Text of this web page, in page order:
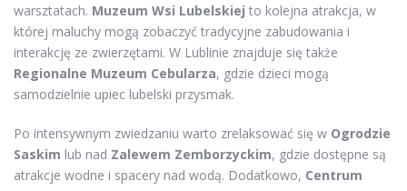
warsztatach. Muzeum Wsi Lubelskiej to kolejna atrakcja, w
której maluchy mogą zobaczyć tradycyjne zabudowania i
interakcję ze zwierzętami. W Lublinie znajduje się także
Regionalne Muzeum Cebularza, gdzie dzieci mogą
samodzielnie upiec lubelski przysmak.
Po intensywnym zwiedzaniu warto zrelaksować się w Ogrodzie
Saskim lub nad Zalewem Zemborzyckim, gdzie dostępne są
atrakcje wodne i spacery nad wodą. Dodatkowo, Centrum